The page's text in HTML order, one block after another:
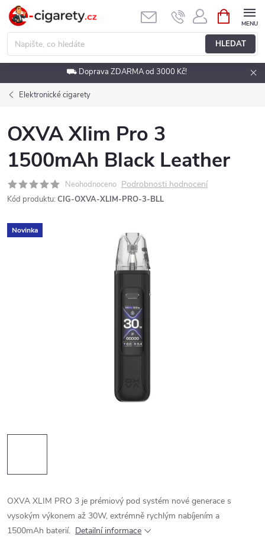
Přejít
obsah
HLEDAT
NÁKUPNÍ
KOŠÍK
⛟ Doprava ZDARMA od 3000 Kč!
Elektronické cigarety
OXVA Xlim Pro 3
1500mAh Black Leather
Neohodnoceno Podrobnosti hodnocení
Kód produktu: CIG-OXVA-XLIM-PRO-3-BLL
Novinka
OXVA XLIM PRO 3 je prémiový pod systém nové generace s
vysokým výkonem až 30W, extrémně rychlým nabíjením a
1500mAh baterií. Detailní informace